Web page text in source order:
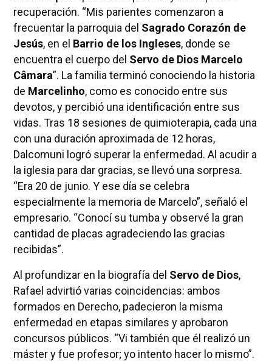
recuperación. “Mis parientes comenzaron a
frecuentar la parroquia del Sagrado Corazón de
Jesús, en el Barrio de los Ingleses, donde se
encuentra el cuerpo del Servo de Dios Marcelo
Câmara”. La familia terminó conociendo la historia
de Marcelinho, como es conocido entre sus
devotos, y percibió una identificación entre sus
vidas. Tras 18 sesiones de quimioterapia, cada una
con una duración aproximada de 12 horas,
Dalcomuni logró superar la enfermedad. Al acudir a
la iglesia para dar gracias, se llevó una sorpresa.
“Era 20 de junio. Y ese día se celebra
especialmente la memoria de Marcelo”, señaló el
empresario. “Conocí su tumba y observé la gran
cantidad de placas agradeciendo las gracias
recibidas”.
Al profundizar en la biografía del Servo de Dios,
Rafael advirtió varias coincidencias: ambos
formados en Derecho, padecieron la misma
enfermedad en etapas similares y aprobaron
concursos públicos. “Vi también que él realizó un
máster y fue profesor; yo intento hacer lo mismo”.